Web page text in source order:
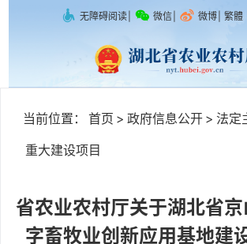
无障碍阅读 微信 微博 繁體
当前位置： 首页 > 政府信息公开 > 法定
重大建设项目
省农业农村厅关于湖北省
字畜牧业创新应用基地建